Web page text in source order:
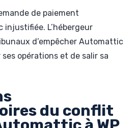
de paiement
injustifiée. L’hébergeur
d’empêcher Automattic
ses opérations et de salir sa
du conflit